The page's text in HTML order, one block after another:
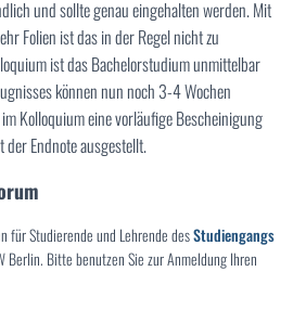
und sollte genau eingehalten werden. Mit
Folien ist das in der Regel nicht zu
ist das Bachelorstudium unmittelbar
können nun noch 3-4 Wochen
Kolloquium eine vorläufige Bescheinigung
Endnote ausgestellt.
für Studierende und Lehrende desStudiengangs
Berlin. Bitte benutzen Sie zur Anmeldung Ihren